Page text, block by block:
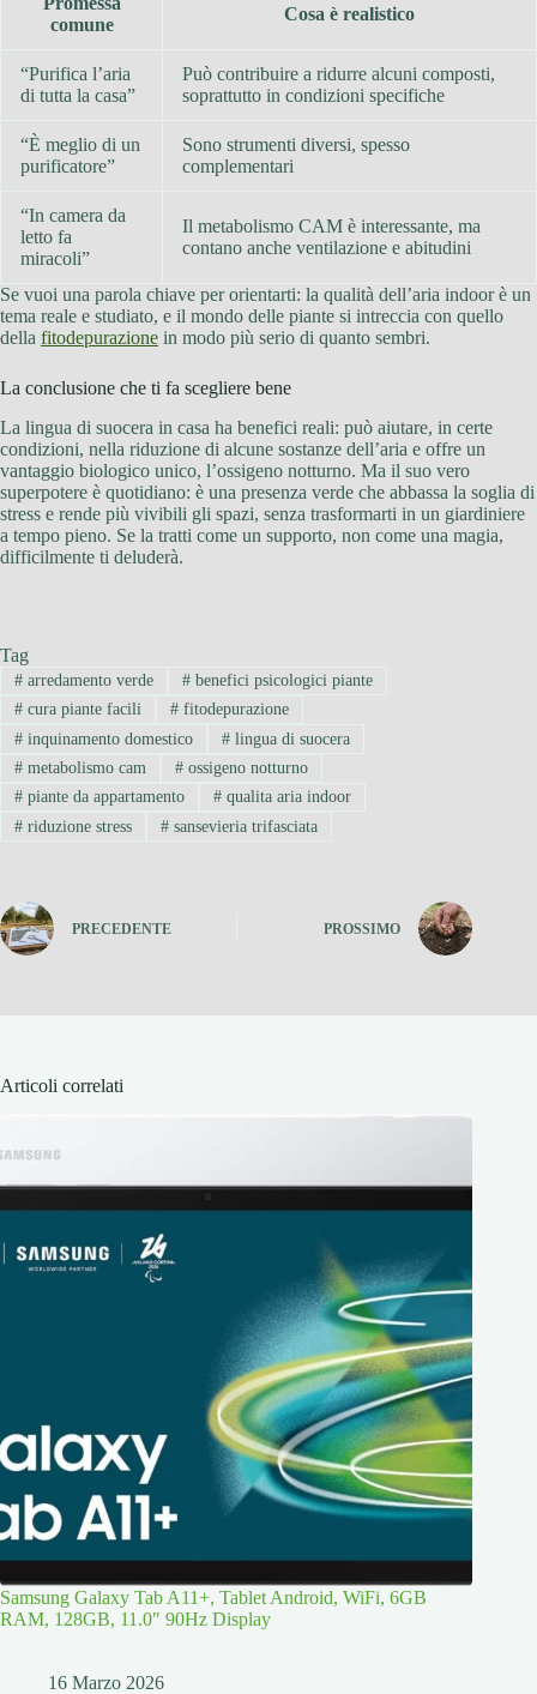
comune
Cosa è realistico
“Purifica l’aria
di tutta la casa”
Può contribuire a ridurre alcuni composti,
soprattutto in condizioni specifiche
“È meglio di un
purificatore”
Sono strumenti diversi, spesso
complementari
“In camera da
letto fa
miracoli”
Il metabolismo CAM è interessante, ma
contano anche ventilazione e abitudini
Se vuoi una parola chiave per orientarti: la qualità dell’aria indoor è un
tema reale e studiato, e il mondo delle piante si intreccia con quello
della fitodepurazione in modo più serio di quanto sembri.
La conclusione che ti fa scegliere bene
La lingua di suocera in casa ha benefici reali: può aiutare, in certe
condizioni, nella riduzione di alcune sostanze dell’aria e offre un
vantaggio biologico unico, l’ossigeno notturno. Ma il suo vero
superpotere è quotidiano: è una presenza verde che abbassa la soglia di
stress e rende più vivibili gli spazi, senza trasformarti in un giardiniere
a tempo pieno. Se la tratti come un supporto, non come una magia,
difficilmente ti deluderà.
Tag
#arredamento verde #benefici psicologici piante
#cura piante facili #fitodepurazione
#inquinamento domestico #lingua di suocera
#metabolismo cam #ossigeno notturno
#piante da appartamento #qualita aria indoor
#riduzione stress #sansevieria trifasciata
PRECEDENTE PROSSIMO
Articoli correlati
Samsung Galaxy Tab A11+, Tablet Android, WiFi, 6GB
RAM, 128GB, 11.0″ 90Hz Display
16 Marzo 2026